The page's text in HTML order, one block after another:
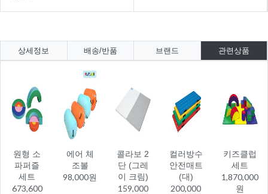
상세정보 배송/반품 브랜드 관련상품
원형 소
파퍼즐
세트
673,600
에어 체
조볼
98,000원
콜라보 2
단 (그레
이 크림)
159,000
컬러방수
안전매트
(대)
200,000
키즈클럽
세트
1,870,000
원